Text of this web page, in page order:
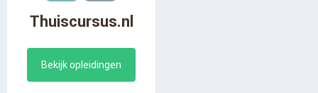
Thuiscursus.nl
Bekijk opleidingen